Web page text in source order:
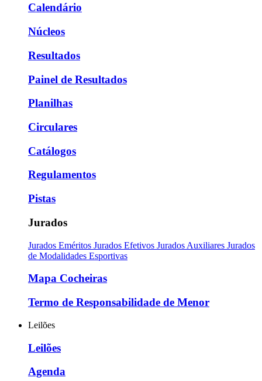
Calendário
Núcleos
Resultados
Painel de Resultados
Planilhas
Circulares
Catálogos
Regulamentos
Pistas
Jurados
Jurados Eméritos Jurados Efetivos Jurados Auxiliares Jurados
de Modalidades Esportivas
Mapa Cocheiras
Termo de Responsabilidade de Menor
Leilões
Leilões
Agenda